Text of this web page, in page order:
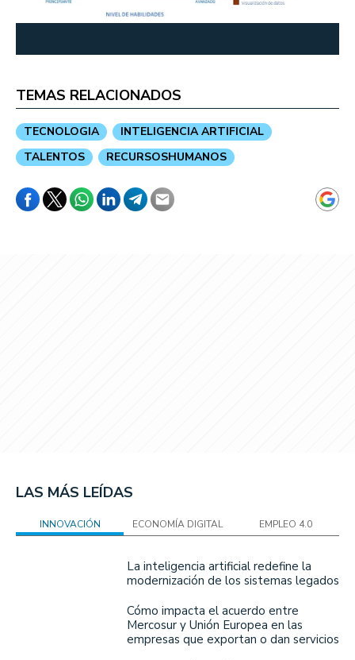
TEMAS RELACIONADOS
TECNOLOGIA
INTELIGENCIA ARTIFICIAL
TALENTOS
RECURSOSHUMANOS
LAS MÁS LEÍDAS
INNOVACIÓN ECONOMÍA DIGITAL EMPLEO 4.0
La inteligencia artificial redefine la
modernización de los sistemas legados
Cómo impacta el acuerdo entre
Mercosur y Unión Europea en las
empresas que exportan o dan servicios